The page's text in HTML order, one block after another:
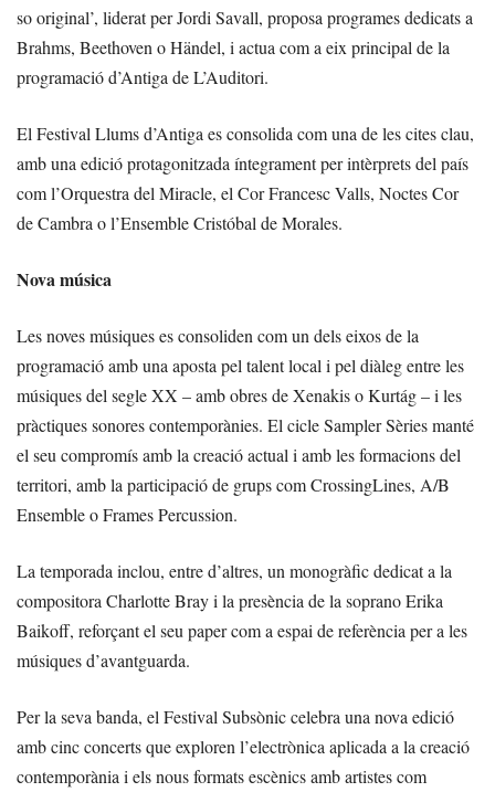
so original’, liderat per Jordi Savall, proposa programes dedicats a
Brahms, Beethoven o Händel, i actua com a eix principal de la
programació d’Antiga de L’Auditori.
El Festival Llums d’Antiga es consolida com una de les cites clau,
amb una edició protagonitzada íntegrament per intèrprets del país
com l’Orquestra del Miracle, el Cor Francesc Valls, Noctes Cor
de Cambra o l’Ensemble Cristóbal de Morales.
Nova música
Les noves músiques es consoliden com un dels eixos de la
programació amb una aposta pel talent local i pel diàleg entre les
músiques del segle XX – amb obres de Xenakis o Kurtág – i les
pràctiques sonores contemporànies. El cicle Sampler Sèries manté
el seu compromís amb la creació actual i amb les formacions del
territori, amb la participació de grups com CrossingLines, A/B
Ensemble o Frames Percussion.
La temporada inclou, entre d’altres, un monogràfic dedicat a la
compositora Charlotte Bray i la presència de la soprano Erika
Baikoff, reforçant el seu paper com a espai de referència per a les
músiques d’avantguarda.
Per la seva banda, el Festival Subsònic celebra una nova edició
amb cinc concerts que exploren l’electrònica aplicada a la creació
contemporània i els nous formats escènics amb artistes com